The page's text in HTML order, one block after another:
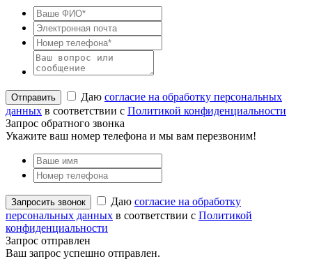
Даю согласие на обработку персональных
данных в соответствии с Политикой конфиденциальности
Запрос обратного звонка
Укажите ваш номер телефона и мы вам перезвоним!
Даю согласие на обработку
персональных данных в соответствии с Политикой
конфиденциальности
Запрос отправлен
Ваш запрос успешно отправлен.